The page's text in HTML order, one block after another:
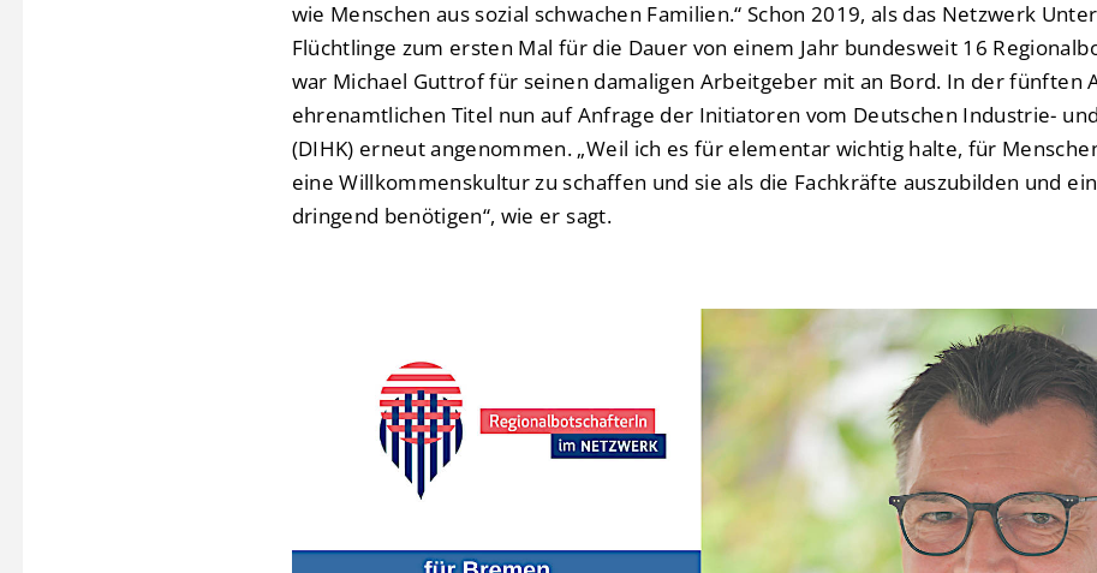
wie Menschen aus sozial schwachen Familien.“ Schon 2019, als das Netzwerk
Flüchtlinge zum ersten Mal für die Dauer von einem Jahr bundesweit 16
war Michael Guttrof für seinen damaligen Arbeitgeber mit an Bord. In der fünften
ehrenamtlichen Titel nun auf Anfrage der Initiatoren vom Deutschen Industrie-
(DIHK) erneut angenommen. „Weil ich es für elementar wichtig halte, für
eine Willkommenskultur zu schaffen und sie als die Fachkräfte auszubilden und
dringend benötigen“, wie er sagt.